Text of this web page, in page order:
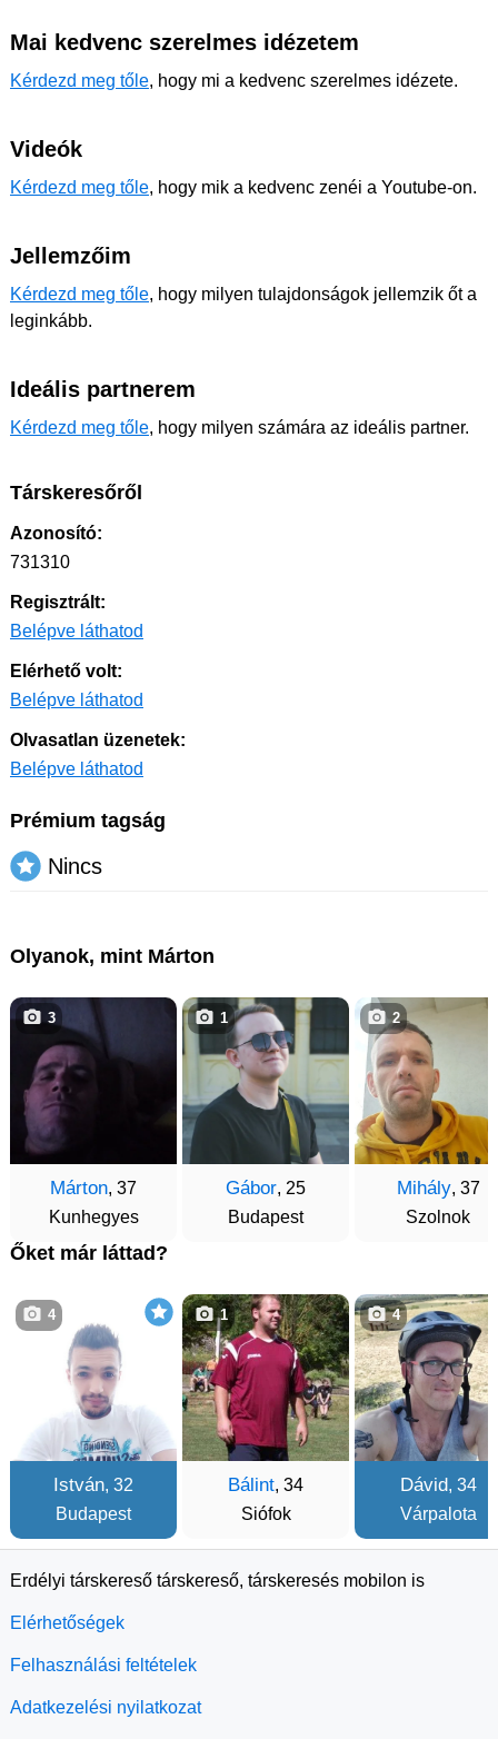
Mai kedvenc szerelmes idézetem
Kérdezd meg tőle, hogy mi a kedvenc szerelmes idézete.
Videók
Kérdezd meg tőle, hogy mik a kedvenc zenéi a Youtube-on.
Jellemzőim
Kérdezd meg tőle, hogy milyen tulajdonságok jellemzik őt a
leginkább.
Ideális partnerem
Kérdezd meg tőle, hogy milyen számára az ideális partner.
Társkeresőről
Azonosító:
731310
Regisztrált:
Belépve láthatod
Elérhető volt:
Belépve láthatod
Olvasatlan üzenetek:
Belépve láthatod
Prémium tagság
Nincs
Olyanok, mint Márton
Márton, 37
Kunhegyes
3
Gábor, 25
Budapest
1
Mihály, 37
Szolnok
2
Őket már láttad?
István, 32
Budapest
4
Bálint, 34
Siófok
1
Dávid, 34
Várpalota
4
Erdélyi társkereső társkereső, társkeresés mobilon is
Elérhetőségek
Felhasználási feltételek
Adatkezelési nyilatkozat